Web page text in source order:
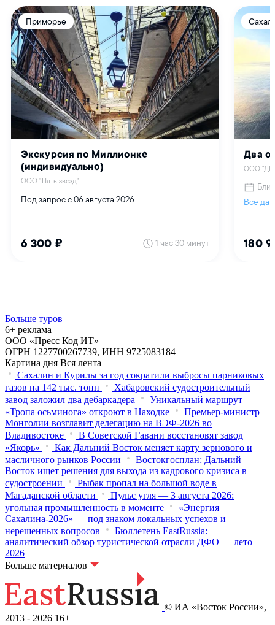
Больше туров
6+ реклама
ООО «Пресс Код ИТ»
ОГРН 1227700267739, ИНН 9725083184
Картина дня Вся лента
Сахалин и Курилы за год сократили выбросы парниковых
газов на 142 тыс. тонн
Хабаровский судостроительный
завод заложил два дебаркадера
Уникальный маршрут
«Тропа осьминога» откроют в Находке
Премьер-министр
Монголии возглавит делегацию на ВЭФ‑2026 во
Владивостоке
В Советской Гавани восстановят завод
«Якорь»
Как Дальний Восток меняет карту зернового и
масличного рынков России
Востокгосплан: Дальний
Восток ищет решения для выхода из кадрового кризиса в
судостроении
Рыбак пропал на большой воде в
Магаданской области
Пульс угля — 3 августа 2026:
угольная промышленность в моменте
«Энергия
Сахалина-2026» — под знаком локальных успехов и
нерешенных вопросов
Бюллетень EastRussia:
аналитический обзор туристической отрасли ДФО — лето
2026
Больше материалов
© ИА «Восток России»,
2013 - 2026 16+